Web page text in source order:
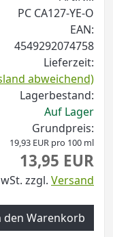
PC CA127-YE-O
EAN:
4549292074758
Lieferzeit:
abweichend)
Lagerbestand:
Auf Lager
Grundpreis:
19,93 EUR pro 100 ml
13,95 EUR
zzgl. Versand
den Warenkorb